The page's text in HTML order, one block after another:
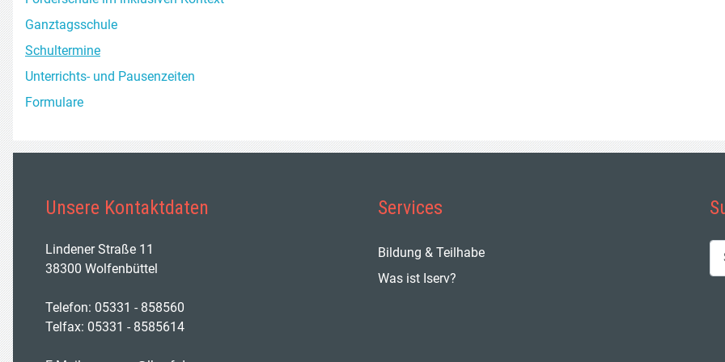
Ganztagsschule
Schultermine
Unterrichts- und Pausenzeiten
Formulare
Unsere Kontaktdaten
Lindener Straße 11
38300 Wolfenbüttel
Telefon: 05331 - 858560
Telfax: 05331 - 8585614
Services
Bildung & Teilhabe
Was ist Iserv?